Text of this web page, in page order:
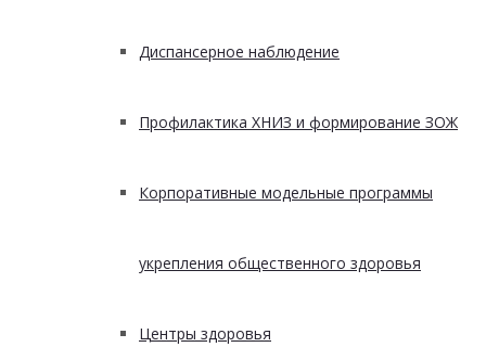
Диспансерное наблюдение
Профилактика ХНИЗ и формирование ЗОЖ
Корпоративные модельные программы
укрепления общественного здоровья
Центры здоровья